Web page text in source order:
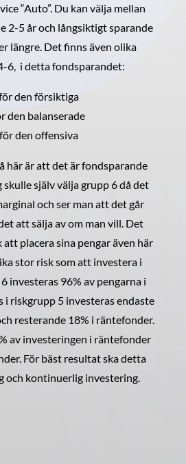
“Auto”. Du kan välja mellan
2-5 år och långsiktigt sparande
längre. Det finns även olika
6, i detta fondsparandet:
den försiktiga
den balanserade
den offensiva
här är att det är fondsparande
skulle själv välja grupp 6 då det
och ser man att det går
att sälja av om man vill. Det
placera sina pengar även här
stor risk som att investera i
investeras 96% av pengarna i
i riskgrupp 5 investeras endaste
resterande 18% i räntefonder.
av investeringen i räntefonder
För bäst resultat ska detta
och kontinuerlig investering.